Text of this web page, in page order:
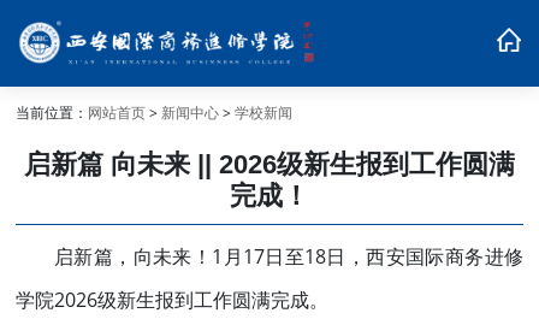
当前位置： 网站首页> 新闻中心>学校新闻
启新篇 向未来 || 2026级新生报到工作圆满
完成！
启新篇，向未来！1月17日至18日，西安国际商务进修
学院2026级新生报到工作圆满完成。